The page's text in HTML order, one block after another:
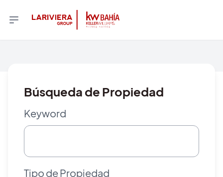
Búsqueda de Propiedad
Keyword
Tipo de Propiedad